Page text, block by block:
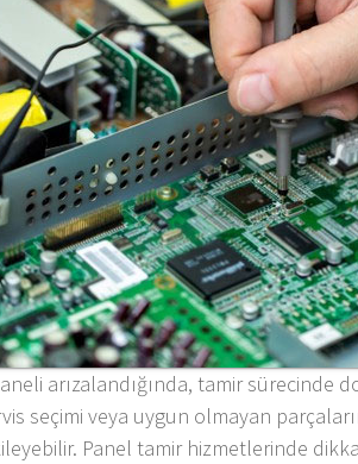
arızalandığında, tamir sürecinde
seçimi veya uygun olmayan
Panel tamir hizmetlerinde